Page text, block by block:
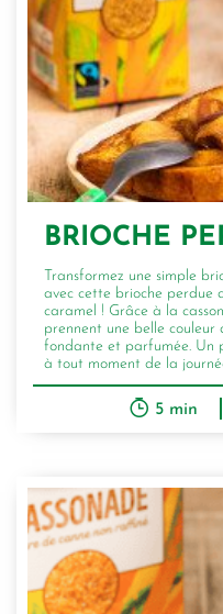
BRIOCHE
Transformez une simple
avec cette brioche perdue
caramel ! Grâce à la
prennent une belle
fondante et parfumée. Un
à tout moment de la
5 min